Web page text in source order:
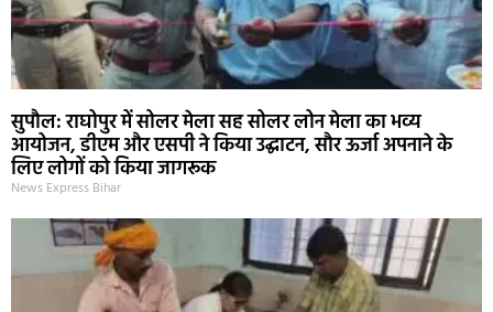
सुपौल: राघोपुर में सोलर मेला सह सोलर लोन मेला का भव्य
आयोजन, डीएम और एसपी ने किया उद्घाटन, सौर ऊर्जा अपनाने के
लिए लोगों को किया जागरूक
News Express Bihar